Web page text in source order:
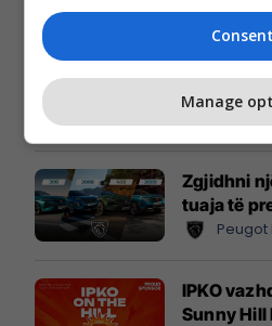
Këtë herë
dhe mbi
Zgjidhni
tuaja të
Peugot
IPKO
Sunny Hill
Consent
Manage